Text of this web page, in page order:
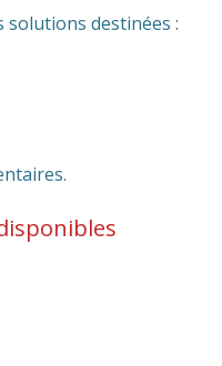
destinées :